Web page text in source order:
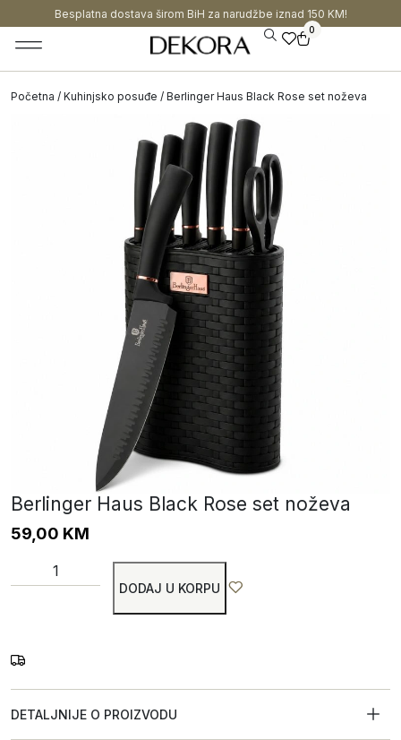
Besplatna dostava širom BiH za narudžbe iznad 150 KM!
0
Početna / Kuhinjsko posuđe / Berlinger Haus Black Rose set noževa
Berlinger Haus Black Rose set noževa
59,00 KM
DODAJ U KORPU
DETALJNIJE O PROIZVODU